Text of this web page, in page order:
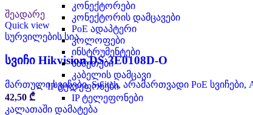
კონექტორები
კონექტორის დამცავები
PoE ადაპტერი
კოლოფები
ინსტრუმენტები
ხამუთები
კაბელის დამცავი
IP ტელეფონები
IP ტელეფონები
შეადარე
Quick view
სურვილების სია
სვიჩი Hikvision,DS-3E0108D-O
მართული სვიჩები, Switch, არამართვადი PoE სვიჩები,
42,50 ₾
კალათაში დამატება